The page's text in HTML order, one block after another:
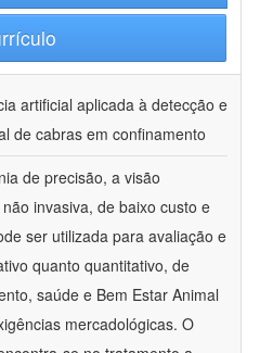
artificial aplicada à detecção e
de cabras em confinamento
de precisão, a visão
invasiva, de baixo custo e
ser utilizada para avaliação e
quanto quantitativo, de
saúde e Bem Estar Animal
mercadológicas. O